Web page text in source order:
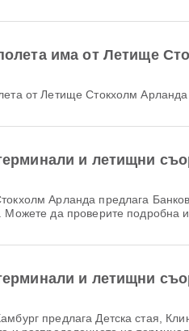
има от Летище
от Летище Стокхолм
и летищни
Можете да проверите подробна
и летищни